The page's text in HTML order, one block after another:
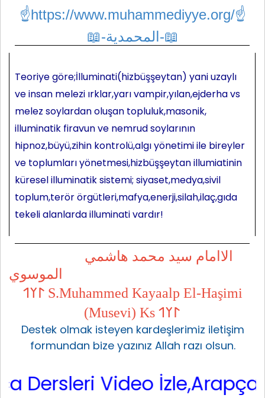
☝https://www.muhammediyye.org/☝
📖-المحمدية-📖
Teoriye göre;İlluminati(hizbüşşeytan) yani uzaylı
ve insan melezi ırklar,yarı vampir,yılan,ejderha vs
melez soylardan oluşan topluluk,masonik,
illuminatik firavun ve nemrud soylarının
hipnoz,büyü,zihin kontrolü,algı yönetimi ile bireyler
ve toplumları yönetmesi,hizbüşşeytan illumiatinin
küresel illuminatik sistemi; siyaset,medya,sivil
toplum,terör örgütleri,mafya,enerji,silah,ilaç,gıda
tekeli alanlarda illuminati vardır!
الاامام سيد محمد هاشمي
الموسوي
𐰃𐰠𐰯 S.Muhammed Kayaalp El-Haşimi
(Musevi) Ks 𐰃𐰠𐰯
Destek olmak isteyen kardeşlerimiz iletişim
formundan bize yazınız Allah razı olsun.
Video İzle,Arapça